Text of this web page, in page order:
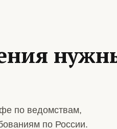
по ведомствам,
по России.